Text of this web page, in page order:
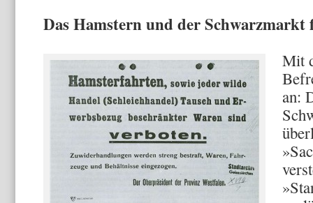
Das Hamstern und der Schwarzmarkt
Mit
an: